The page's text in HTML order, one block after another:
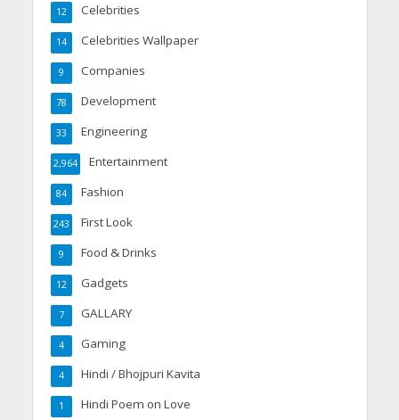
Celebrities
12
Celebrities Wallpaper
14
Companies
9
Development
78
Engineering
33
Entertainment
2,964
Fashion
84
First Look
243
Food & Drinks
9
Gadgets
12
GALLARY
7
Gaming
4
Hindi / Bhojpuri Kavita
4
Hindi Poem on Love
1